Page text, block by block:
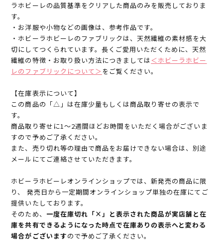
ラホビーレの品質基準をクリアした商品のみを販売しておりま
す。
・お洋服や小物などの画像は、参考作品です。
・ホビーラホビーレのファブリックは、天然繊維の素材感を大
切にしてつくられています。長くご愛用いただくために、天然
繊維の特徴・お取り扱い方法につきましては＜ホビーラホビー
レのファブリックについて＞ をご覧ください。
【在庫表示について】
この商品の「△」は在庫少量もしくは商品取り寄せの表示で
す。
商品取り寄せに1～2週間ほどお時間をいただく場合がございま
すので予めご了承ください。
また、売り切れ等の理由で商品をお届けできない場合は、別途
メールにてご連絡させていただきます。
ホビーラホビーレオンラインショップでは、新発売の商品に限
り、 発売日から一定期間オンラインショップ単独の在庫にてご
提供いたしております。
そのため、 一度在庫切れ「×」と表示された商品が実店舗と在
庫を共有できるようになった時点で在庫ありの表示へと変わる
場合がございますので予めご了承ください。